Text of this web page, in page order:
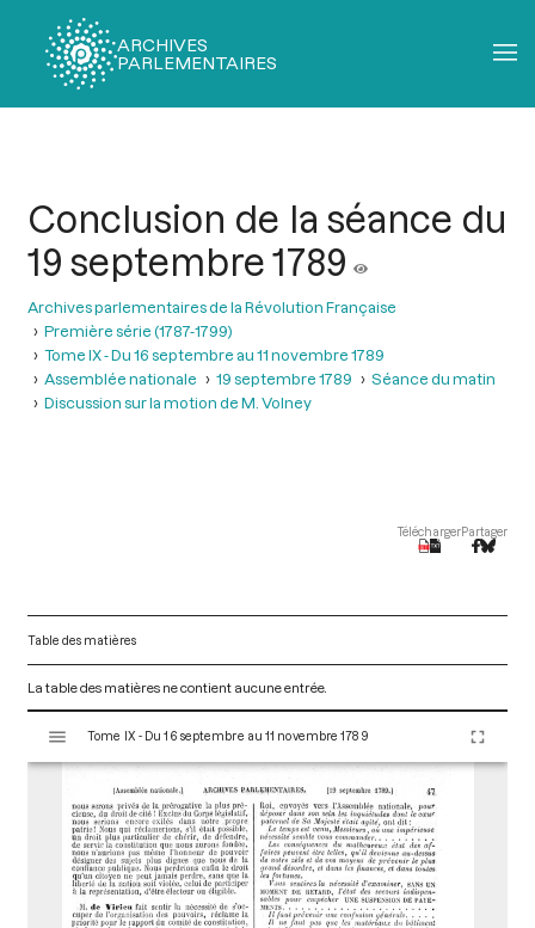
ARCHIVES
PARLEMENTAIRES
Conclusion de la séance du
19 septembre 1789
Archives parlementaires de la Révolution Française
Première série (1787-1799)
Tome IX - Du 16 septembre au 11 novembre 1789
Assemblée nationale
19 septembre 1789
Séance du matin
Discussion sur la motion de M. Volney
TéléchargerPartager
Table des matières
La table des matières ne contient aucune entrée.
s
Tome IX - Du 16 septembre au 11 novembre 1789